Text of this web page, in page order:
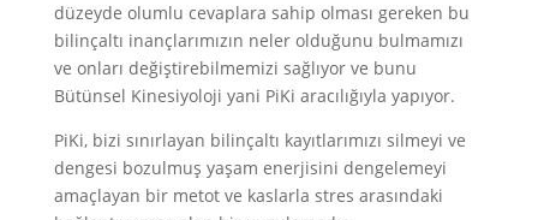
düzeyde olumlu cevaplara sahip olması gereken bu
bilinçaltı inançlarımızın neler olduğunu bulmamızı
ve onları değiştirebilmemizi sağlıyor ve bunu
Bütünsel Kinesiyoloji yani PiKi aracılığıyla yapıyor.
PiKi, bizi sınırlayan bilinçaltı kayıtlarımızı silmeyi ve
dengesi bozulmuş yaşam enerjisini dengelemeyi
amaçlayan bir metot ve kaslarla stres arasındaki